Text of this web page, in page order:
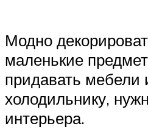
Модно
маленькие
придавать мебели
холодильнику,
интерьера.